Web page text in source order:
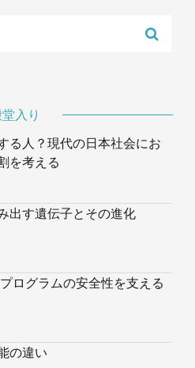
入り
る人？現代の日本社会にお
を考える
出す遺伝子とその進化
ログラムの安全性を支える
の違い